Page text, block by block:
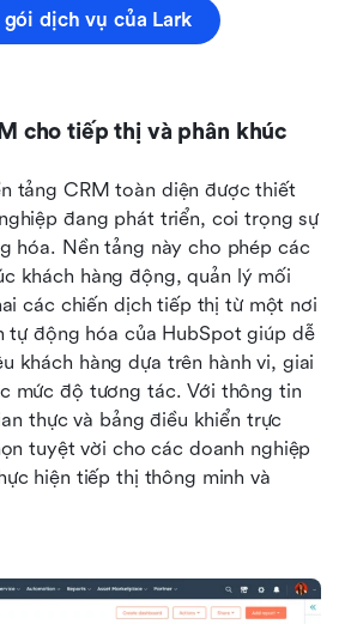
gói dịch vụ của Lark
cho tiếp thị và phân khúc
tảng CRM toàn diện được thiết
đang phát triển, coi trọng sự
hóa. Nền tảng này cho phép các
khách hàng động, quản lý mối
các chiến dịch tiếp thị từ một nơi
tự động hóa của HubSpot giúp dễ
khách hàng dựa trên hành vi, giai
mức độ tương tác. Với thông tin
thực và bảng điều khiển trực
tuyệt vời cho các doanh nghiệp
hiện tiếp thị thông minh và